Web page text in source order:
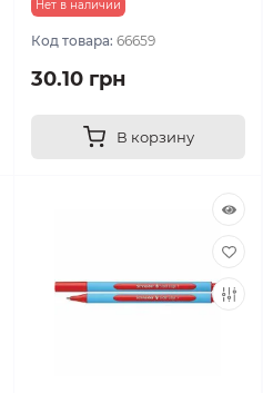
Нет в наличии
Код товара: 66659
30.10 грн
В корзину